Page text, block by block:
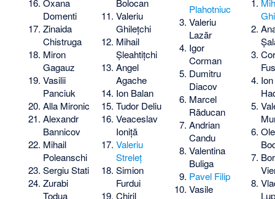
Oxana
Domenti
Zinaida
Chistruga
Miron
Gagauz
Vasilii
Panciuk
Alla Mironic
Alexandr
Bannicov
Mihail
Poleanschi
Sergiu Stati
Zurabi
Todua
Bolocan
Valeriu
Ghilețchi
Mihail
Șleahtițchi
Angel
Agache
Ion Balan
Tudor Deliu
Veaceslav
Ioniță
Valeriu
Streleț
Simion
Furdui
Chiril
Plahotniuc
Valeriu
Lazăr
Igor
Corman
Dumitru
Diacov
Marcel
Răducan
Andrian
Candu
Valentina
Buliga
Pavel Filip
Vasile
Ion